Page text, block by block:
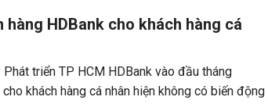
hàng HDBank cho khách hàng cá
triển TP HCM HDBank vào đầu tháng
khách hàng cá nhân hiện không có biến động